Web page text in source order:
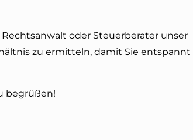
oder Steuerberater unser
zu ermitteln, damit Sie
begrüßen!